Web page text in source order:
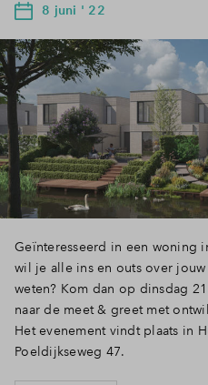
8 juni ' 22
Geïnteresseerd in een woning
wil je alle ins en outs over
weten? Kom dan op dinsdag
naar de meet & greet met
Het evenement vindt plaats in
Poeldijkseweg 47.